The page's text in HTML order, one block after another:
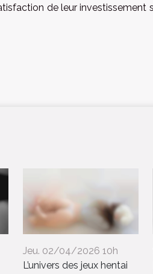
de leur
Jeu. 02/04/2026 10h
L’univers des jeux hentai